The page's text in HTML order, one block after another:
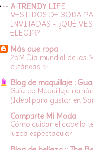
A TRENDY LIFE
VESTIDOS DE BODA
INVITADAS - ¿QUÉ
ELEGIR?
Más que ropa
25M Día mundial de las
cutáneas ✨
Blog de maquillaje :
Guía de Maquillaje
(Ideal para gustar en
Comparte Mi Moda
Cómo cuidar el cabello
luzca espectacular